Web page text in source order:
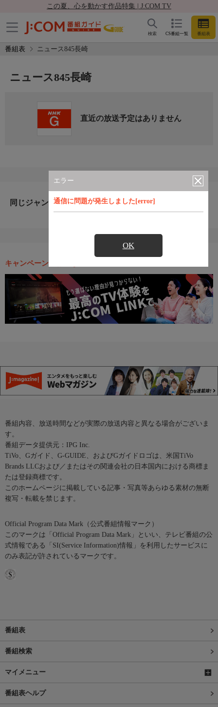
この夏、心を動かす作品特集 | J:COM TV
CS番組一覧 番組表
検索
番組表 ニュース845長崎
エラー
通信に問題が発生しました[error]
OK
ニュース845長崎
直近の放送予定はありません
同じジャンルのおすすめ番組
キャンペーン・お得な情報
番組内容、放送時間などが実際の放送内容と異なる場合がございま
す。
番組データ提供元：IPG Inc.
TiVo、Gガイド、G-GUIDE、およびGガイドロゴは、米国TiVo
Brands LLCおよび／またはその関連会社の日本国内における商標ま
たは登録商標です。
このホームページに掲載している記事・写真等あらゆる素材の無断
複写・転載を禁じます。
Official Program Data Mark（公式番組情報マーク）
このマークは「Official Program Data Mark」といい、テレビ番組の公
式情報である「SI(Service Information)情報」を利用したサービスに
のみ表記が許されているマークです。
番組表
番組検索
マイメニュー
番組表ヘルプ